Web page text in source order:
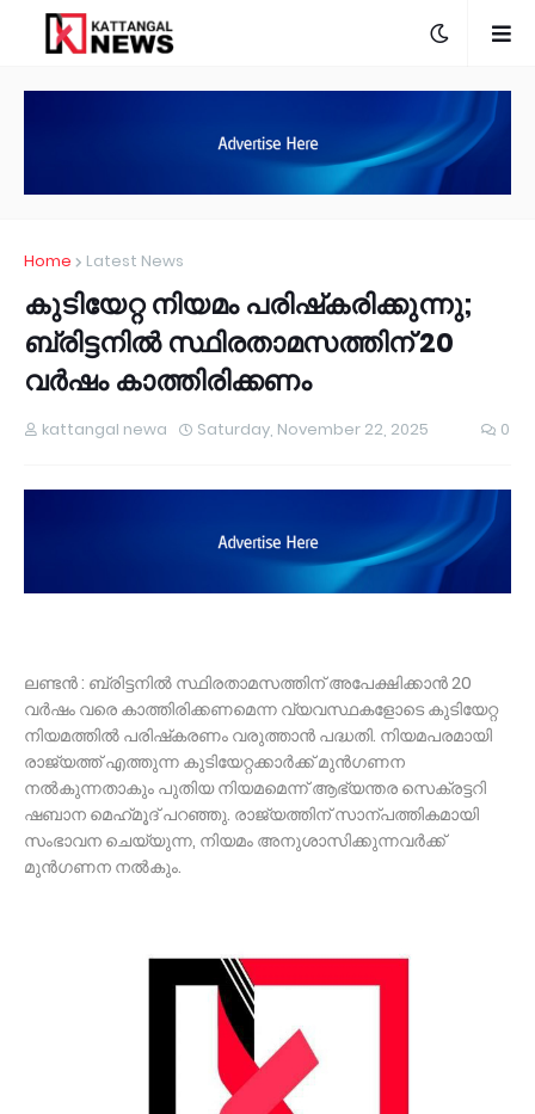
Home Latest News
കുടിയേറ്റ നിയമം പരിഷ്‌കരിക്കുന്നു;
ബ്രിട്ടനിൽ സ്ഥിരതാമസത്തിന്‌ 20
വർഷം കാത്തിരിക്കണം
kattangal newa Saturday, November 22, 2025 0
ലണ്ടൻ : ബ്രിട്ടനിൽ സ്ഥിരതാമസത്തിന്‌ അപേക്ഷിക്കാൻ 20
വർഷം വരെ കാത്തിരിക്കണമെന്ന വ്യവസ്ഥകളോടെ കുടിയേറ്റ
നിയമത്തിൽ പരിഷ്‌കരണം വരുത്താൻ പദ്ധതി. നിയമപരമായി
രാജ്യത്ത്‌ എത്തുന്ന കുടിയേറ്റക്കാർക്ക്‌ മുൻഗണന
നൽകുന്നതാകും പുതിയ നിയമമെന്ന്‌ ആഭ്യന്തര സെക്രട്ടറി
ഷബാന മെഹ്‌മൂദ്‌ പറഞ്ഞു. രാജ്യത്തിന്‌ സാന്പത്തികമായി
സംഭാവന ചെയ്യുന്ന, നിയമം അനുശാസിക്കുന്നവർക്ക്‌
മുൻഗണന നൽകും.